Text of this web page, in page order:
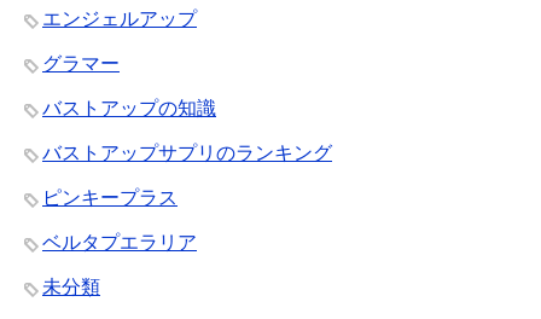
エンジェルアップ
グラマー
バストアップの知識
バストアップサプリのランキング
ピンキープラス
ベルタプエラリア
未分類